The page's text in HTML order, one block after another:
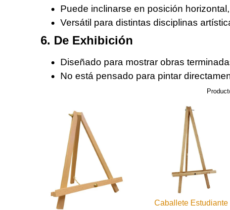
Puede inclinarse en posición
Versátil para distintas disciplinas
6. De Exhibición
Diseñado para mostrar obras
No está pensado para pintar
Caballete Estudiante